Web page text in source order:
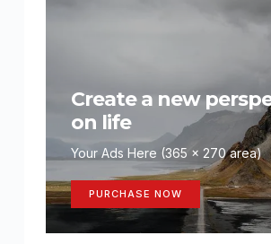
Create a new
on life
Your Ads Here (365 x 270 area)
PURCHASE NOW